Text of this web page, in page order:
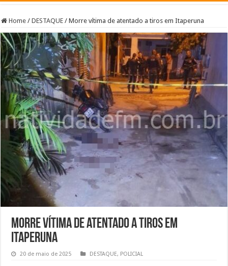
Home / DESTAQUE / Morre vítima de atentado a tiros em Itaperuna
Morre vítima de atentado a tiros em
Itaperuna
20 de maio de 2025 DESTAQUE, POLICIAL